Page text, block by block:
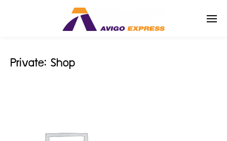
Enter tracking ID
Private: Shop